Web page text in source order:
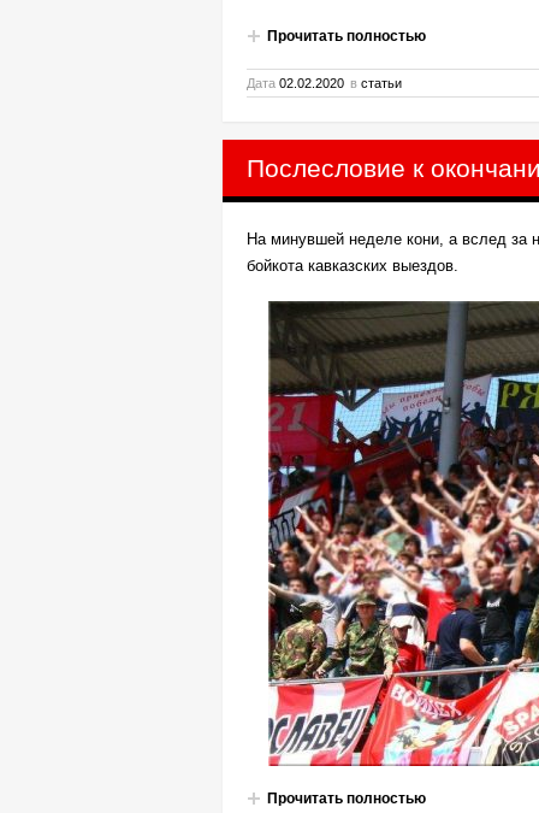
Прочитать полностью
Дата 02.02.2020 в статьи
Послесловие к
На минувшей неделе кони, а вслед за
бойкота кавказских выездов.
Прочитать полностью